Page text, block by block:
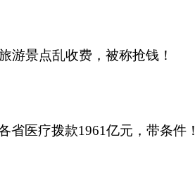
游景点乱收费，被称抢钱！
省医疗拨款1961亿元，带条件！